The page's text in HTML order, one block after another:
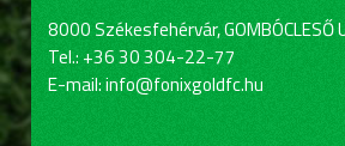
8000 Székesfehérvár, GOMBÓCLESŐ
Tel.: +36 30 304-22-77
E-mail: info@fonixgoldfc.hu